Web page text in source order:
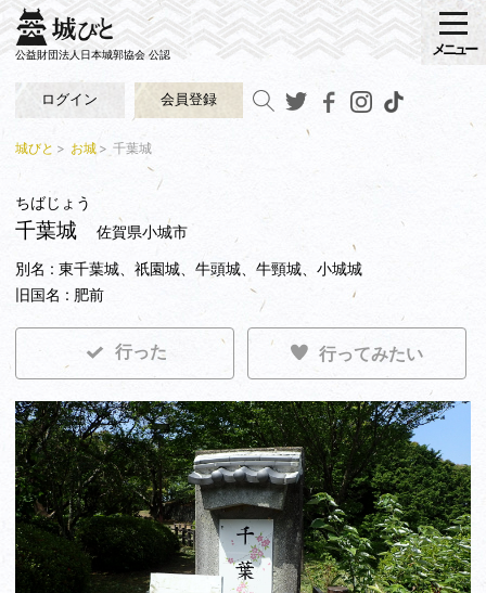
公益財団法人日本城郭協会 公認
ログイン 会員登録
メニュー
城びと お城 千葉城
ちばじょう
千葉城
佐賀県小城市
別名 : 東千葉城、祇園城、牛頭城、牛頸城、小城城
旧国名 : 肥前
行った 行ってみたい